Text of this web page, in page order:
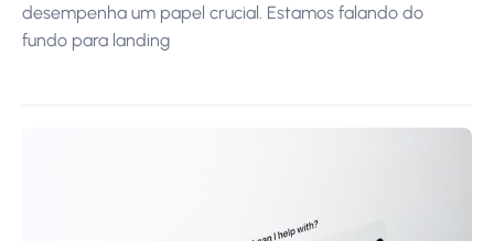
desempenha um papel crucial. Estamos falando do
fundo para landing